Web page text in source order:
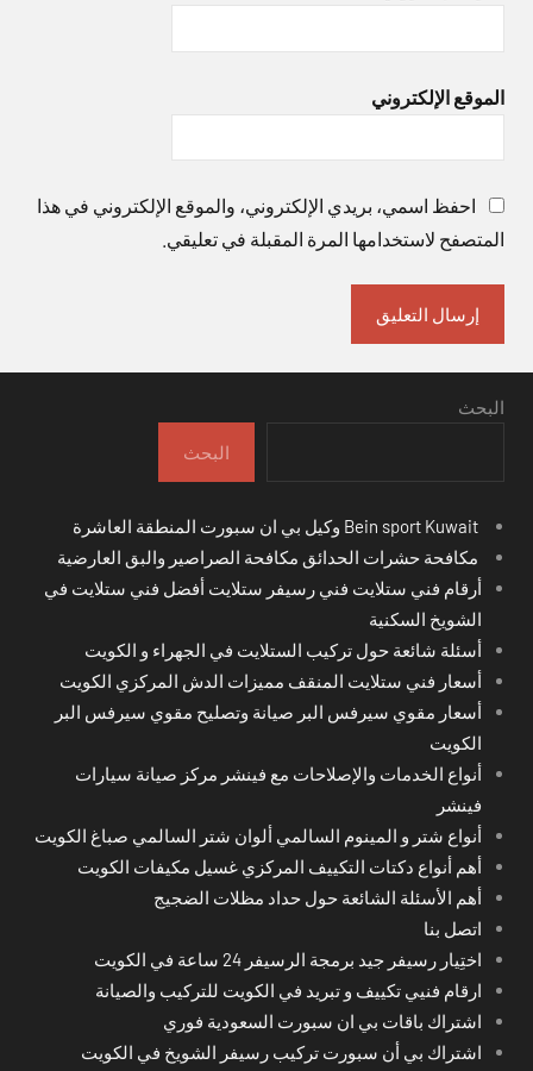
الموقع الإلكتروني
احفظ اسمي، بريدي الإلكتروني، والموقع الإلكتروني في هذا
المتصفح لاستخدامها المرة المقبلة في تعليقي.
البحث
البحث
مكافحة حشرات الحدائق مكافحة الصراصير والبق العارضية
أرقام فني ستلايت فني رسيفر ستلايت أفضل فني ستلايت في
الشويخ السكنية
أسئلة شائعة حول تركيب الستلايت في الجهراء و الكويت
أسعار فني ستلايت المنقف مميزات الدش المركزي الكويت
أسعار مقوي سيرفس البر صيانة وتصليح مقوي سيرفس البر
الكويت
أنواع الخدمات والإصلاحات مع فينشر مركز صيانة سيارات
فينشر
أنواع شتر و المينوم السالمي ألوان شتر السالمي صباغ الكويت
أهم أنواع دكتات التكييف المركزي غسيل مكيفات الكويت
أهم الأسئلة الشائعة حول حداد مظلات الضجيج
اتصل بنا
اختِيار رسيفر جيد برمجة الرسيفر 24 ساعة في الكويت
ارقام فنيي تكييف و تبريد في الكويت للتركيب والصيانة
اشتراك باقات بي ان سبورت السعودية فوري
اشتراك بي أن سبورت تركيب رسيفر الشويخ في الكويت